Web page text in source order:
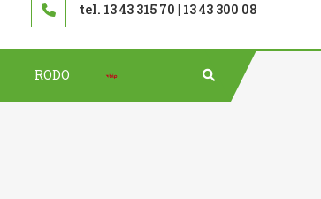
tel. 13 43 315 70 | 13 43 300 08
RODO Bip